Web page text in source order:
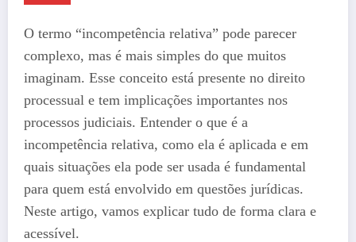
O termo “incompetência relativa” pode parecer
complexo, mas é mais simples do que muitos
imaginam. Esse conceito está presente no direito
processual e tem implicações importantes nos
processos judiciais. Entender o que é a
incompetência relativa, como ela é aplicada e em
quais situações ela pode ser usada é fundamental
para quem está envolvido em questões jurídicas.
Neste artigo, vamos explicar tudo de forma clara e
acessível.